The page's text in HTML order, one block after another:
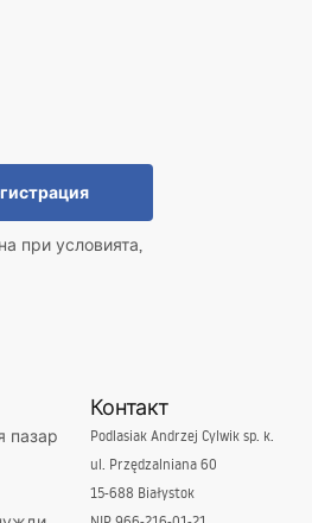
при условията,
пазар
Контакт
Podlasiak Andrzej Cylwik sp. k.
ul. Przędzalniana 60
15-688 Białystok